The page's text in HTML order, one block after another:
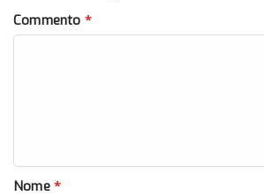
Commento *
Nome *